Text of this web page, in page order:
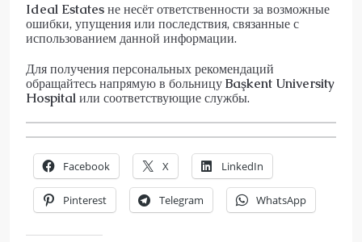
Ideal Estatesне несёт ответственности за возможные
ошибки, упущения или последствия, связанные с
использованием данной информации.
Для получения персональных рекомендаций
обращайтесь напрямую в больницуBaşkent University
Hospitalили соответствующие службы.
Facebook X LinkedIn
Pinterest Telegram WhatsApp